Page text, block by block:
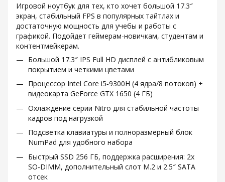
Игровой ноутбук для тех, кто хочет большой 17.3″
экран, стабильный FPS в популярных тайтлах и
достаточную мощность для учебы и работы с
графикой. Подойдет геймерам-новичкам, студентам и
контентмейкерам.
Большой 17.3″ IPS Full HD дисплей с антибликовым
покрытием и четкими цветами
Процессор Intel Core i5‑9300H (4 ядра/8 потоков) +
видеокарта GeForce GTX 1650 (4 ГБ)
Охлаждение серии Nitro для стабильной частоты
кадров под нагрузкой
Подсветка клавиатуры и полноразмерный блок
NumPad для удобного набора
Быстрый SSD 256 ГБ, поддержка расширения: 2x
SO‑DIMM, дополнительный слот M.2 и 2.5″ SATA
отсек